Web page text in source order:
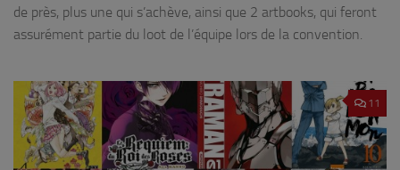
de près, plus une qui s’achève, ainsi que 2 artbooks, qui feront
assurément partie du loot de l’équipe lors de la convention.
11